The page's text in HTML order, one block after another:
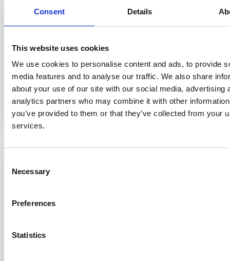
Consent Details
This website uses cookies
We use cookies to personalise content and ads, to provide
media features and to analyse our traffic. We also share
about your use of our site with our social media, advertising
analytics partners who may combine it with other
you’ve provided to them or that they’ve collected from your
services.
Selection
Necessary
Preferences
Statistics
De specialist
5.1. kent en herkent de determinanten van ziekte
5.2. bevordert de gezondheid van patiënten en de
gemeenschap als geheel
5.3. handelt volgens de relevante wettelijke regelgeving
5.4. treedt adequaat op bij incidenten in de zorg
6. Medisch leiderschap / organisatie